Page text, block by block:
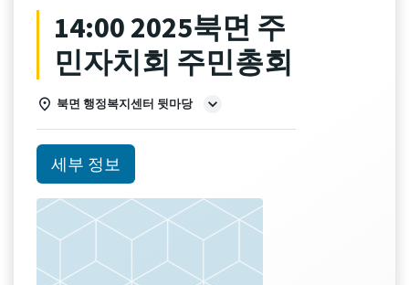
14:00 2025북면 주
민자치회 주민총회
북면 행정복지센터 뒷마당
세부 정보